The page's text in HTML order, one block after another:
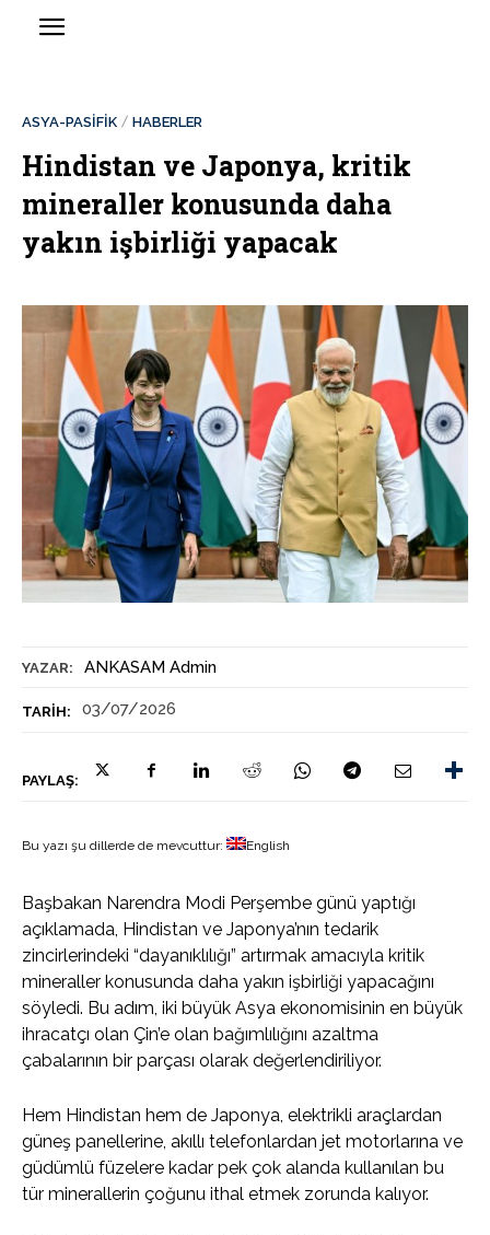
YAZAR: ANKASAM Admin
TARIH: 03/07/2026
PAYLAŞ:
ASYA-PASİFİK HABERLER
Hindistan ve Japonya, kritik
mineraller konusunda daha
yakın işbirliği yapacak
Bu yazı şu dillerde de mevcuttur: English
Başbakan Narendra Modi Perşembe günü yaptığı
açıklamada, Hindistan ve Japonya’nın tedarik
zincirlerindeki “dayanıklılığı” artırmak amacıyla kritik
mineraller konusunda daha yakın işbirliği yapacağını
söyledi. Bu adım, iki büyük Asya ekonomisinin en büyük
ihracatçı olan Çin’e olan bağımlılığını azaltma
çabalarının bir parçası olarak değerlendiriliyor.
Hem Hindistan hem de Japonya, elektrikli araçlardan
güneş panellerine, akıllı telefonlardan jet motorlarına ve
güdümlü füzelere kadar pek çok alanda kullanılan bu
tür minerallerin çoğunu ithal etmek zorunda kalıyor.